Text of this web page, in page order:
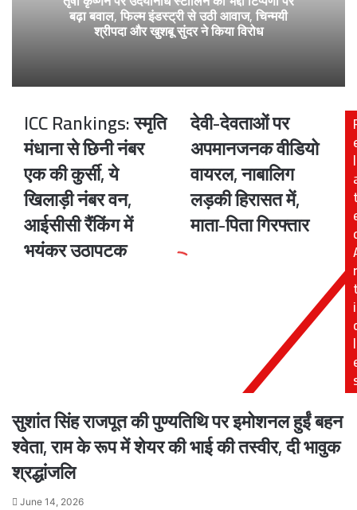
बढ़ा बवाल, फिल्म इंडस्ट्री से उठी आवाज, चिन्मयी
श्रीपदा और खुशबू सुंदर ने किया विरोध
ICC
स्मृति
मंधाना
से
छिनी
नंबर
एक
की
उठापटक
ICC Rankings: स्मृति
मंधाना से छिनी नंबर
एक की कुर्सी, ये
खिलाड़ी नंबर वन,
आईसीसी रैंकिंग में
भयंकर उठापटक
देवी-
देवताओं
पर
अपमानजनक
वीडियो
वायरल,
नाबालिग
लड़की
देवी-देवताओं पर
अपमानजनक वीडियो
वायरल, नाबालिग
लड़की हिरासत में,
माता-पिता गिरफ्तार
l
r
i
l
सुशांत सिंह राजपूत की पुण्यतिथि पर इमोशनल हुईं बहन
श्वेता, राम के रूप में शेयर की भाई की तस्वीर, दी भावुक
श्रद्धांजलि
June 14, 2026